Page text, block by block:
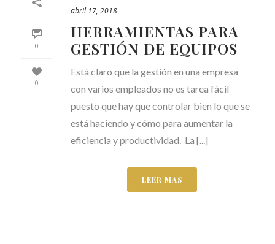
0
0
abril 17, 2018
HERRAMIENTAS PARA
GESTIÓN DE EQUIPOS
Está claro que la gestión en una empresa
con varios empleados no es tarea fácil
puesto que hay que controlar bien lo que se
está haciendo y cómo para aumentar la
eficiencia y productividad. La [...]
LEER MAS